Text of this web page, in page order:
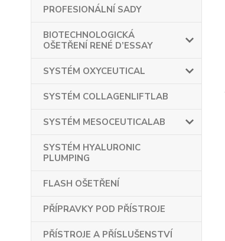
PROFESIONÁLNÍ SADY
BIOTECHNOLOGICKÁ
OŠETŘENÍ RENÉ D’ESSAY
SYSTÉM OXYCEUTICAL
SYSTÉM COLLAGENLIFTLAB
SYSTÉM MESOCEUTICALAB
SYSTÉM HYALURONIC
PLUMPING
FLASH OŠETŘENÍ
PŘÍPRAVKY POD PŘÍSTROJE
PŘÍSTROJE A PŘÍSLUŠENSTVÍ